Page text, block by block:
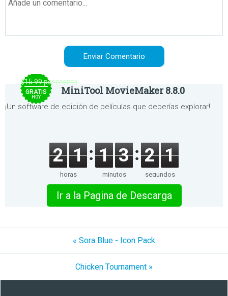
$15.99 per month
GRATIS
HOY
MiniTool MovieMaker 8.8.0
¡Un software de edición de películas que deberías explorar!
2 1
horas
1 3
minutos
2 1
segundos
Ir a la Pagina de Descarga
« Sora Blue - Icon Pack
Chicken Tournament »